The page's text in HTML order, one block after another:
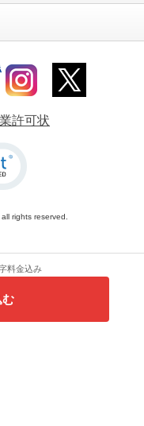
許可状
rights reserved.
料金込み
む